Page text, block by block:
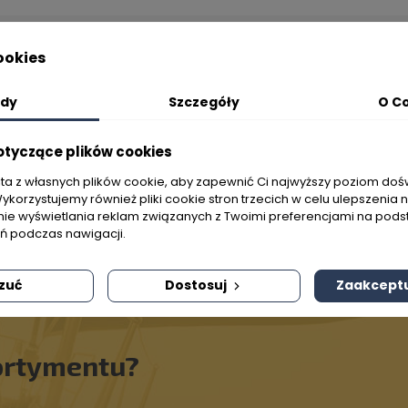
Planujesz rejs?
mapy i publikacje dla Twoich
Wybierzemy najbardziej
ofertę dla Twojego rejsu!
na atrakcyjne warunki
promocje i wsparcie
Szczegóły O
plików cookies
z własnych plików cookie, aby zapewnić Ci najwyższy poziom
również pliki cookie stron trzecich w celu ulepszenia
wyświetlania reklam związanych z Twoimi preferencjami na
podczas nawigacji.
Dostosuj